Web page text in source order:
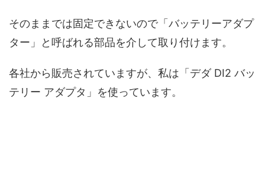
そのままでは固定できないので「バッテリーアダプ
ター」と呼ばれる部品を介して取り付けます。
各社から販売されていますが、私は「デダ DI2 バッ
テリー アダプタ」を使っています。